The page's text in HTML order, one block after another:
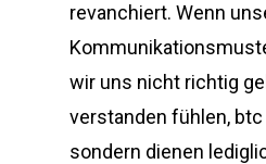
revanchiert. Wenn
wir uns nicht richtig
verstanden fühlen,
sondern dienen